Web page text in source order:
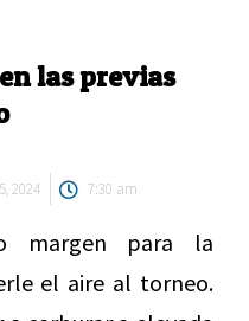
las previas
2024 7:30 am
margen para la
el aire al torneo.